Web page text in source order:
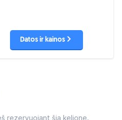
Datos ir kainos
rezervuojant šią kelionę.